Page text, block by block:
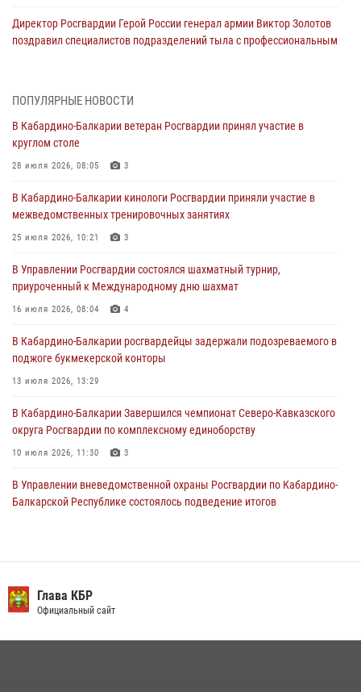
Директор Росгвардии Герой России генерал армии Виктор Золотов
поздравил специалистов подразделений тыла с профессиональным
направлении
31 июля 2026, 09:22
генерала армии Виктора Золотова с заместителем полномочного
представителя Президента Российской Федерации в Северо-
Кавказском федеральном округе Виталием Кузнецовым
Управление Росгвардии по Кабардино-Балкарской Республике
информирует
В Кабардино-Балкарии нештатные инструктора подразделений
Росгвардии отработали профессиональные навыки
ПОПУЛЯРНЫЕ НОВОСТИ
В Кабардино-Балкарии ветеран Росгвардии принял участие в
круглом столе
28 июля 2026, 08:05 3
В Кабардино-Балкарии кинологи Росгвардии приняли участие в
межведомственных тренировочных занятиях
25 июля 2026, 10:21 3
В Управлении Росгвардии состоялся шахматный турнир,
приуроченный к Международному дню шахмат
16 июля 2026, 08:04 4
В Кабардино-Балкарии росгвардейцы задержали подозреваемого в
поджоге букмекерской конторы
13 июля 2026, 13:29
В Кабардино-Балкарии Завершился чемпионат Северо-Кавказского
округа Росгвардии по комплексному единоборству
10 июля 2026, 11:30 3
В Управлении вневедомственной охраны Росгвардии по Кабардино-
Балкарской Республике состоялось подведение итогов
округе Росгвардии
09 июля 2026, 08:36
Глава КБР
Официальный сайт